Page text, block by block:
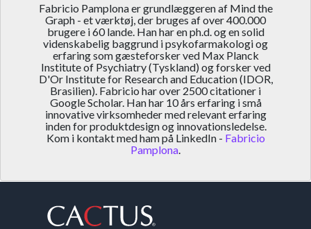
Fabricio Pamplona er grundlæggeren af Mind the
Graph - et værktøj, der bruges af over 400.000
brugere i 60 lande. Han har en ph.d. og en solid
videnskabelig baggrund i psykofarmakologi og
erfaring som gæsteforsker ved Max Planck
Institute of Psychiatry (Tyskland) og forsker ved
D'Or Institute for Research and Education (IDOR,
Brasilien). Fabricio har over 2500 citationer i
Google Scholar. Han har 10 års erfaring i små
innovative virksomheder med relevant erfaring
inden for produktdesign og innovationsledelse.
Kom i kontakt med ham på LinkedIn - Fabricio
Pamplona